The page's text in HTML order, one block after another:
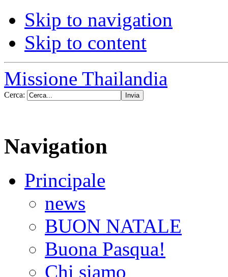
Skip to navigation
Skip to content
Missione Thailandia
Cerca:
Navigation
Principale
news
BUON NATALE
Buona Pasqua!
Chi siamo